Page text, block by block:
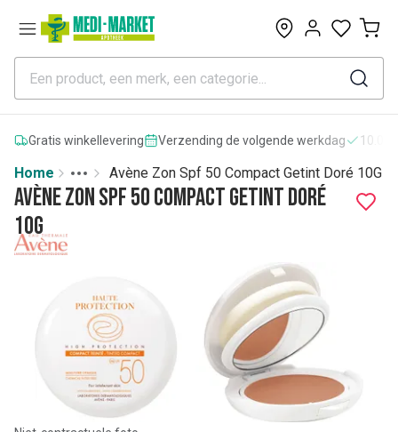
0
Gratis winkellevering Verzending de volgende werkdag
Home
More
Toggle menu
Avène Zon Spf 50 Compact Getint Doré 10G
Avène Zon Spf 50 Compact Getint Doré
10G